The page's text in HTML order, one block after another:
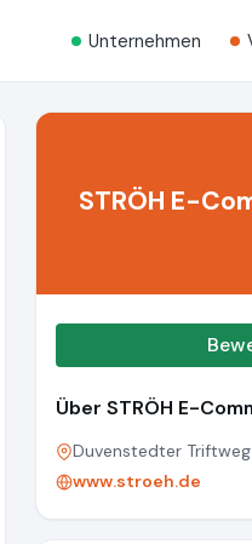
Unternehmen
STRÖH E-
Über STRÖH E-
Duvenstedter
www.stroeh.de